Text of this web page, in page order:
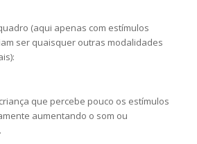
(aqui apenas com estímulos
ser quaisquer outras modalidades
que percebe pouco os estímulos
aumentando o som ou